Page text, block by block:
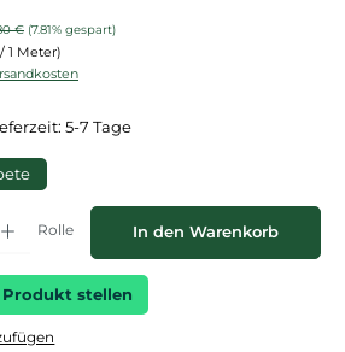
Preis:
€ (7.81% gespart)
1 Meter)
5-7 Tage
Wert ein oder benutze die
Rolle In den Warenkorb
stellen